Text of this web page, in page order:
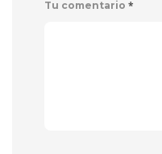
Tu comentario *